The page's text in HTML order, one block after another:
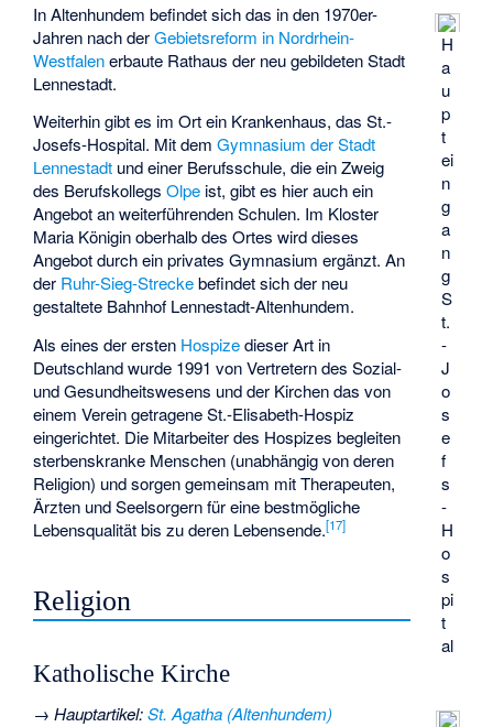
H
a
u
p
t
ei
n
g
a
n
g
S
t.
-
J
o
s
e
f
s
-
H
o
s
pi
t
al
In Altenhundem befindet sich das in den 1970er-
Jahren nach derGebietsreform in Nordrhein-
Westfalenerbaute Rathaus der neu gebildeten Stadt
Lennestadt.
Weiterhin gibt es im Ort ein Krankenhaus, dasSt.-
Josefs-Hospital. Mit demGymnasium der Stadt
Lennestadt und einer Berufsschule, die ein Zweig
des BerufskollegsOlpe ist, gibt es hier auch ein
Angebot an weiterführenden Schulen. Im Kloster
Maria Königinoberhalb des Ortes wird dieses
Angebot durch ein privates Gymnasium ergänzt. An
der Ruhr-Sieg-Streckebefindet sich der neu
gestaltete Bahnhof Lennestadt-Altenhundem.
Als eines der ersten Hospizedieser Art in
Deutschland wurde 1991 von Vertretern des Sozial-
und Gesundheitswesens und der Kirchen das von
einem Verein getragene St.-Elisabeth-Hospiz
eingerichtet. Die Mitarbeiter des Hospizes begleiten
sterbenskranke Menschen (unabhängig von deren
Religion) und sorgen gemeinsam mit Therapeuten,
Ärzten und Seelsorgern für eine bestmögliche
Lebensqualität bis zu deren Lebensende.[17]
Religion
Katholische Kirche
→Hauptartikel:St. Agatha (Altenhundem)